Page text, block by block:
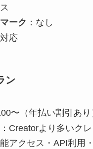
ーク ：なし
対応
ン
〜（年払い割引あり
：Creatorより多いク
アクセス・API利用